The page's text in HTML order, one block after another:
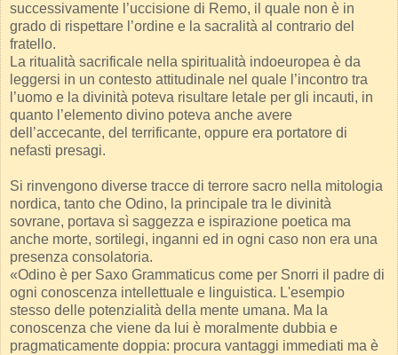
successivamente l’uccisione di Remo, il quale non è in
grado di rispettare l’ordine e la sacralità al contrario del
fratello.
La ritualità sacrificale nella spiritualità indoeuropea è da
leggersi in un contesto attitudinale nel quale l’incontro tra
l’uomo e la divinità poteva risultare letale per gli incauti, in
quanto l’elemento divino poteva anche avere
dell’accecante, del terrificante, oppure era portatore di
nefasti presagi.
Si rinvengono diverse tracce di terrore sacro nella mitologia
nordica, tanto che Odino, la principale tra le divinità
sovrane, portava sì saggezza e ispirazione poetica ma
anche morte, sortilegi, inganni ed in ogni caso non era una
presenza consolatoria.
«Odino è per Saxo Grammaticus come per Snorri il padre di
ogni conoscenza intellettuale e linguistica. L'esempio
stesso delle potenzialità della mente umana. Ma la
conoscenza che viene da lui è moralmente dubbia e
pragmaticamente doppia: procura vantaggi immediati ma è